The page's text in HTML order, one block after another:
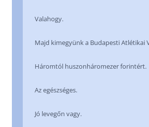
Valahogy.
Majd kimegyünk a Budapesti Atlétikai
Háromtól huszonháromezer forintért.
Az egészséges.
Jó levegőn vagy.